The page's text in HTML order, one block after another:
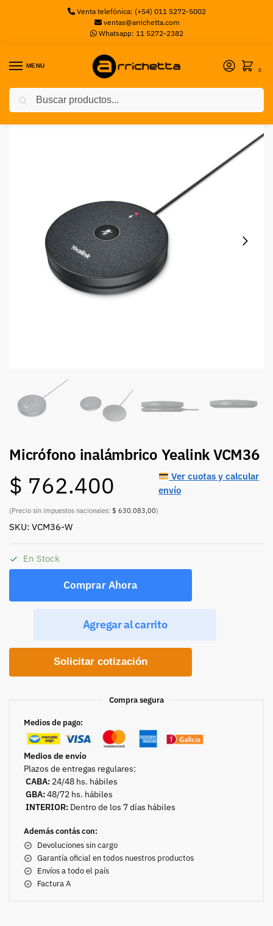
Venta telefónica: (+54) 011 5272-5002
ventas@arrichetta.com
Whatsapp: 11 5272-2382
MENU
0
Inicio Videoconferencia / Accesorios Videoconferencia
Micrófono inalámbrico Yealink VCM36
$ 762.400
(Precio sin impuestos nacionales: $ 630.083,00)
Ver cuotas y calcular
envío
SKU: VCM36-W
En Stock
Comprar Ahora
Agregar al carrito
Solicitar cotización
Compra segura
Medios de pago:
Medios de envío
Plazos de entregas regulares:
CABA: 24/48 hs. hábiles
GBA:48/72 hs. hábiles
INTERIOR:Dentro de los 7 días hábiles
Además contás con:
Devoluciones sin cargo
Garantía oficial en todos nuestros productos
Envíos a todo el país
Factura A